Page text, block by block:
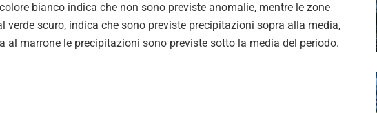
bianco indica che non sono previste anomalie, mentre le zone
verde scuro, indica che sono previste precipitazioni sopra alla media,
al marrone le precipitazioni sono previste sotto la media del periodo.